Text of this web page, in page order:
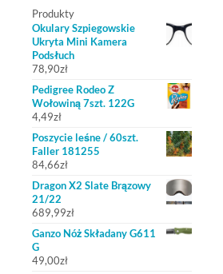
Produkty
Okulary Szpiegowskie
Ukryta Mini Kamera
Podsłuch
78,90zł
Pedigree Rodeo Z
Wołowiną 7szt. 122G
4,49zł
Poszycie leśne / 60szt.
Faller 181255
84,66zł
Dragon X2 Slate Brązowy
21/22
689,99zł
Ganzo Nóż Składany G611
G
49,00zł